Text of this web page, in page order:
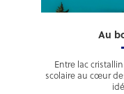
Au
Entre lac
scolaire au cœur